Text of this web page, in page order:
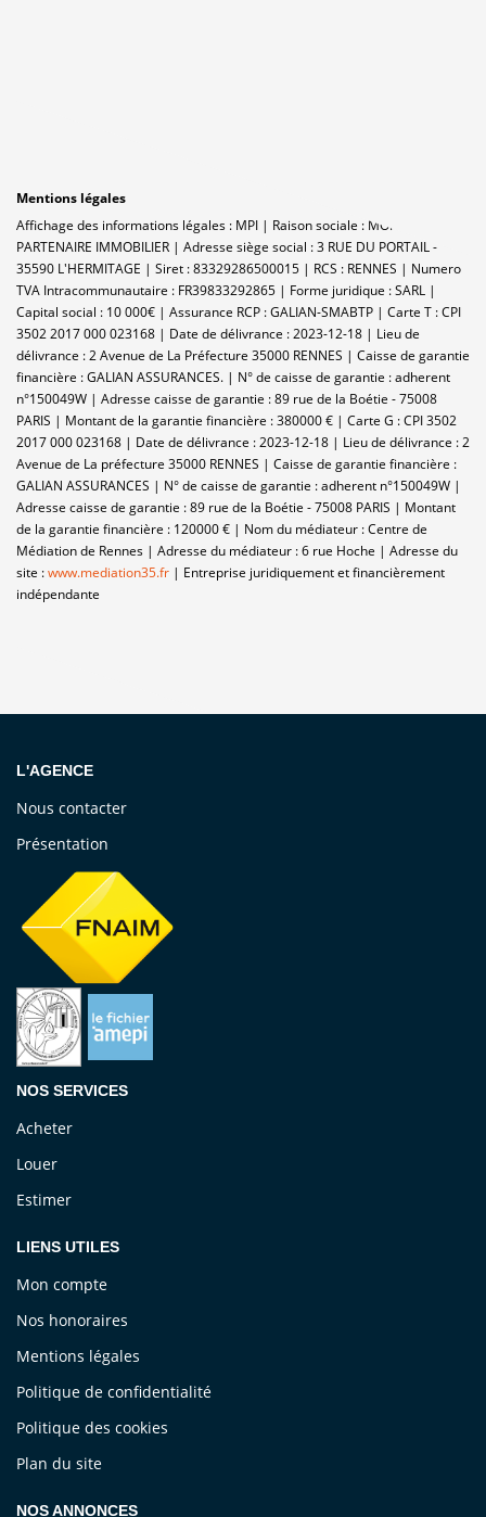
Mentions légales
Affichage des informations légales : MPI | Raison sociale : MON
PARTENAIRE IMMOBILIER | Adresse siège social : 3 RUE DU PORTAIL -
35590 L'HERMITAGE | Siret : 83329286500015 | RCS : RENNES | Numero
TVA Intracommunautaire : FR39833292865 | Forme juridique : SARL |
Capital social : 10 000€ | Assurance RCP : GALIAN-SMABTP | Carte T : CPI
3502 2017 000 023168 | Date de délivrance : 2023-12-18 | Lieu de
délivrance : 2 Avenue de La Préfecture 35000 RENNES | Caisse de garantie
financière : GALIAN ASSURANCES. | N° de caisse de garantie : adherent
n°150049W | Adresse caisse de garantie : 89 rue de la Boétie - 75008
PARIS | Montant de la garantie financière : 380000 € | Carte G : CPI 3502
2017 000 023168 | Date de délivrance : 2023-12-18 | Lieu de délivrance : 2
Avenue de La préfecture 35000 RENNES | Caisse de garantie financière :
GALIAN ASSURANCES | N° de caisse de garantie : adherent n°150049W |
Adresse caisse de garantie : 89 rue de la Boétie - 75008 PARIS | Montant
de la garantie financière : 120000 € | Nom du médiateur : Centre de
Médiation de Rennes | Adresse du médiateur : 6 rue Hoche | Adresse du
site :www.mediation35.fr | Entreprise juridiquement et financièrement
indépendante
L'AGENCE
Nous contacter
Présentation
NOS SERVICES
Acheter
Louer
Estimer
LIENS UTILES
Mon compte
Nos honoraires
Mentions légales
Politique de confidentialité
Politique des cookies
Plan du site
NOS ANNONCES